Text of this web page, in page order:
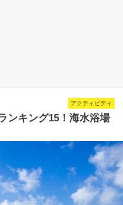
アクティビティ
ンキング15！海水浴場